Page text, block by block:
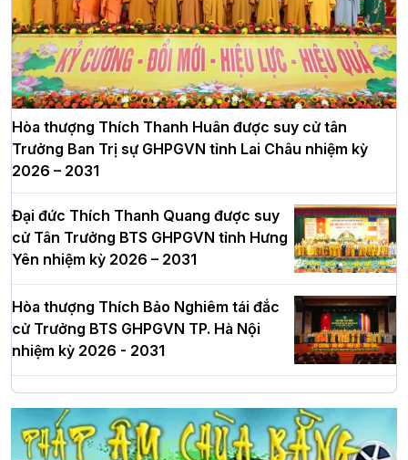
Hòa thượng Thích Thanh Huân được suy cử tân
Trưởng Ban Trị sự GHPGVN tỉnh Lai Châu nhiệm kỳ
2026 – 2031
Đại đức Thích Thanh Quang được suy
cử Tân Trưởng BTS GHPGVN tỉnh Hưng
Yên nhiệm kỳ 2026 – 2031
Hòa thượng Thích Bảo Nghiêm tái đắc
cử Trưởng BTS GHPGVN TP. Hà Nội
nhiệm kỳ 2026 - 2031
Hà Nội: Long trọng lễ khởi công xây
dựng Trung tâm văn hóa Phật giáo Thủ
đô